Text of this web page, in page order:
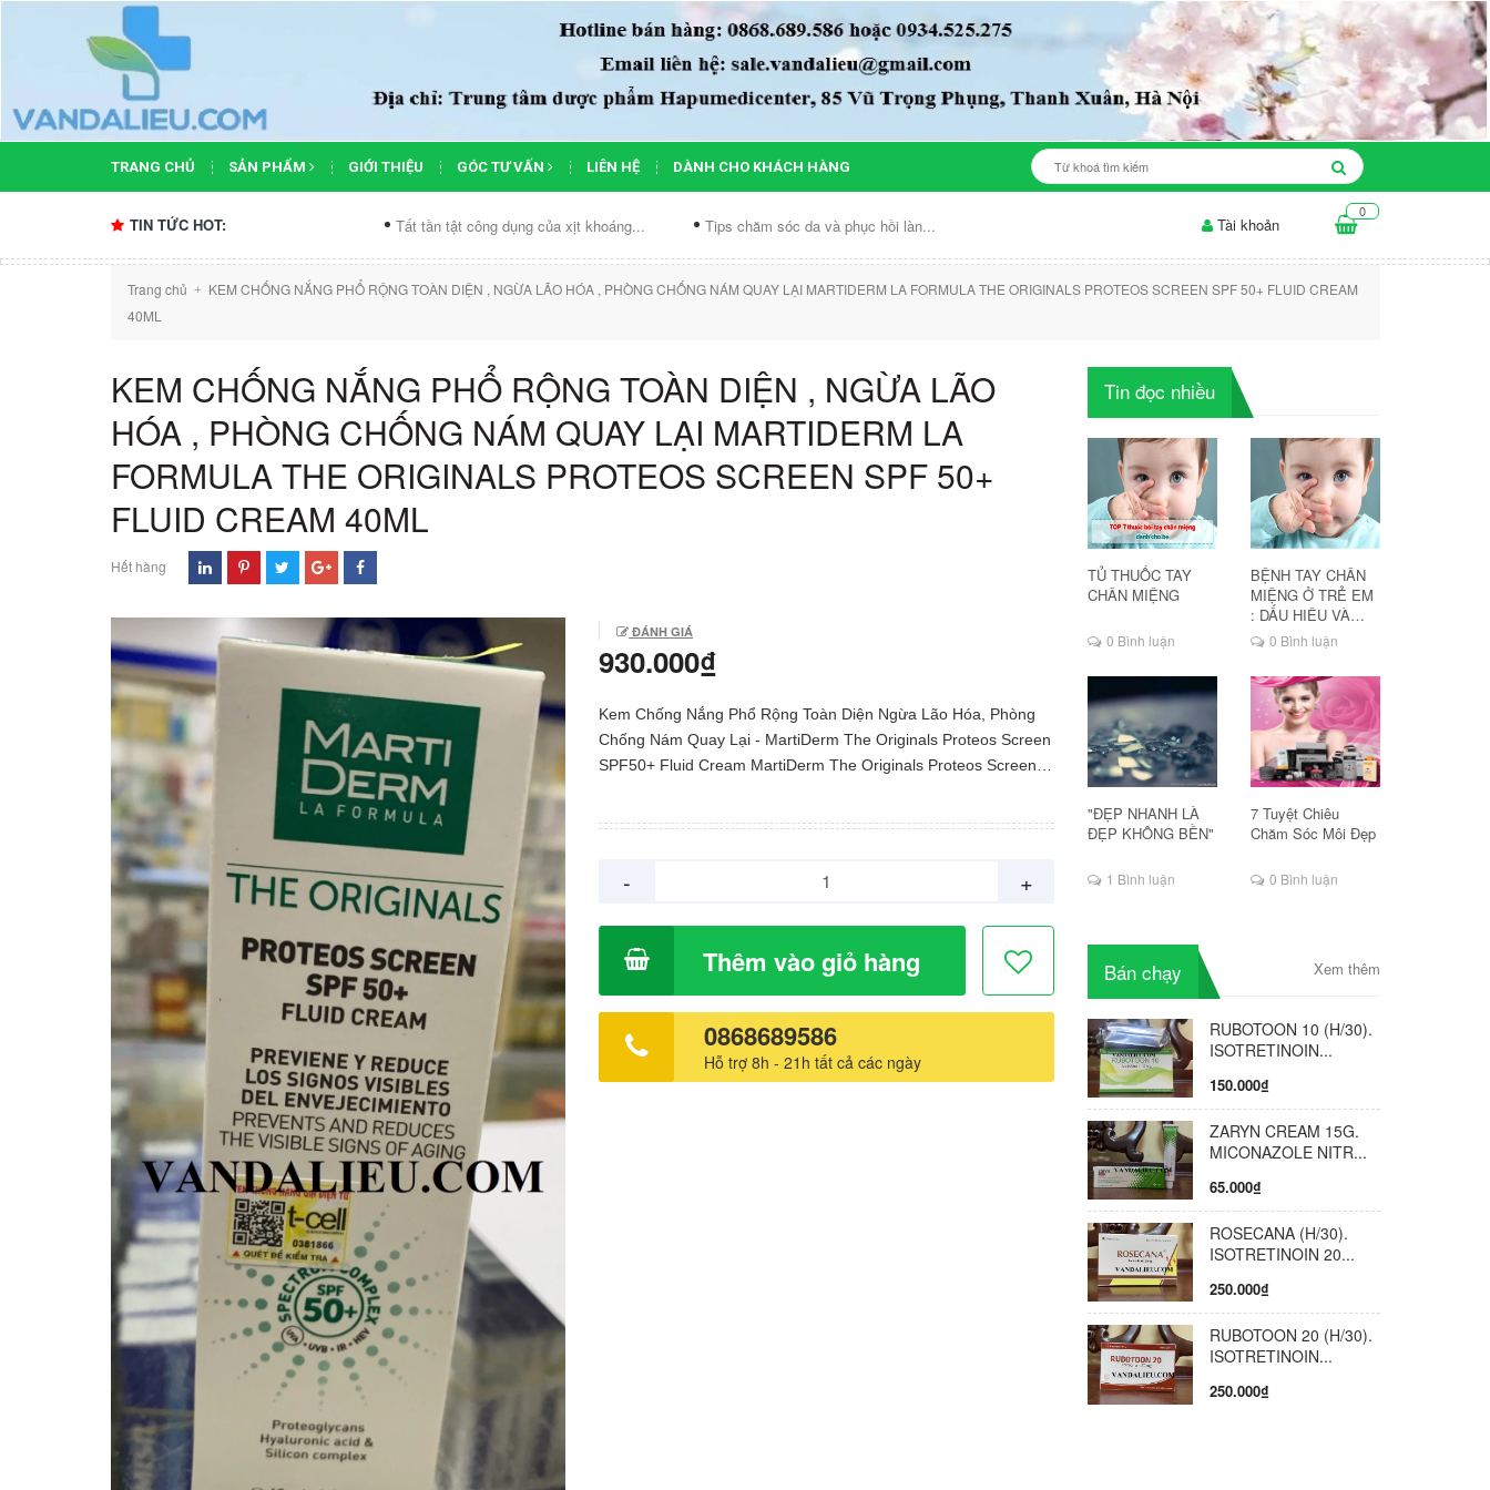
TRANG CHỦ SẢN PHẨM GIỚI THIỆU GÓC TƯ VẤN LIÊN HỆ DÀNH CHO KHÁCH HÀNG
TIN TỨC HOT: Tất tần tật công dụng của xịt khoáng... Tips chăm sóc da và phục hồi làn... Chế độ ăn cho da mụn: những điều... Thời gian để sản phẩm làm trắng da...
0
Tài khoản
Trang chủ +
KEM CHỐNG NẮNG PHỔ RỘNG TOÀN DIỆN , NGỪA LÃO HÓA , PHÒNG CHỐNG NÁM QUAY LẠI MARTIDERM LA FORMULA THE ORIGINALS PROTEOS SCREEN SPF 50+ FLUID CREAM
40ML
KEM CHỐNG NẮNG PHỔ RỘNG TOÀN DIỆN , NGỪA LÃO
HÓA , PHÒNG CHỐNG NÁM QUAY LẠI MARTIDERM LA
FORMULA THE ORIGINALS PROTEOS SCREEN SPF 50+
FLUID CREAM 40ML
Hết hàng
ĐÁNH GIÁ
930.000₫
Kem Chống Nắng Phổ Rộng Toàn Diện Ngừa Lão Hóa, Phòng
Chống Nám Quay Lại - MartiDerm The Originals Proteos Screen
SPF50+ Fluid Cream MartiDerm The Originals Proteos Screen
sáng xanh). Sự kết hợp của Proteoglycans, phức hợp Spectrum
to-powder độc đáo mang lại cảm giác mượt mà, mỏng nhẹ tựa
"vô hình" trên da. Loại da phù hợp: - Sản phẩm phù hợp cho
mọi loại da. Giải pháp cho tình trạng da: - Những ai đang cần
một giải pháp chống nắng phổ rộng và toàn diện để bảo vệ da
hằng ngày. - Những ai mong muốn một sản phẩm chống nắng
- +
Thêm vào giỏ hàng
0868689586
Hỗ trợ 8h - 21h tất cả các ngày
Tin đọc nhiều
TỦ THUỐC TAY
CHÂN MIỆNG
0 Bình luận
BỆNH TAY CHÂN
MIỆNG Ở TRẺ EM
: DẤU HIỆU VÀ
CÁCH ĐIỀU TRỊ
0 Bình luận
"ĐẸP NHANH LÀ
ĐẸP KHÔNG BỀN"
1 Bình luận
7 Tuyệt Chiêu
Chăm Sóc Môi Đẹp
0 Bình luận
Bán chạy Xem thêm
RUBOTOON 10 (H/30).
ISOTRETINOIN...
150.000₫
ZARYN CREAM 15G.
MICONAZOLE NITR...
65.000₫
ROSECANA (H/30).
ISOTRETINOIN 20...
250.000₫
RUBOTOON 20 (H/30).
ISOTRETINOIN...
250.000₫